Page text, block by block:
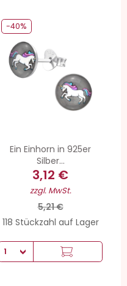
Ein Einhorn in 925er
Silber...
3,12 €
zzgl. MwSt.
5,21 €
118 Stückzahl auf Lager
-40%